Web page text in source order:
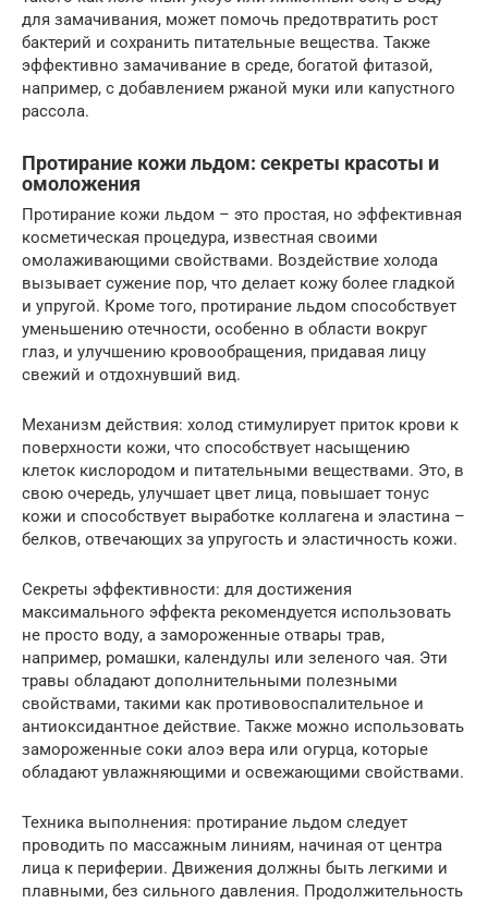
для замачивания, может помочь предотвратить рост
бактерий и сохранить питательные вещества. Также
эффективно замачивание в среде, богатой фитазой,
например, с добавлением ржаной муки или капустного
рассола.
Протирание кожи льдом: секреты красоты и
омоложения
Протирание кожи льдом – это простая, но эффективная
косметическая процедура, известная своими
омолаживающими свойствами. Воздействие холода
вызывает сужение пор, что делает кожу более гладкой
и упругой. Кроме того, протирание льдом способствует
уменьшению отечности, особенно в области вокруг
глаз, и улучшению кровообращения, придавая лицу
свежий и отдохнувший вид.
Механизм действия: холод стимулирует приток крови к
поверхности кожи, что способствует насыщению
клеток кислородом и питательными веществами. Это, в
свою очередь, улучшает цвет лица, повышает тонус
кожи и способствует выработке коллагена и эластина –
белков, отвечающих за упругость и эластичность кожи.
Секреты эффективности: для достижения
максимального эффекта рекомендуется использовать
не просто воду, а замороженные отвары трав,
например, ромашки, календулы или зеленого чая. Эти
травы обладают дополнительными полезными
свойствами, такими как противовоспалительное и
антиоксидантное действие. Также можно использовать
замороженные соки алоэ вера или огурца, которые
обладают увлажняющими и освежающими свойствами.
Техника выполнения: протирание льдом следует
проводить по массажным линиям, начиная от центра
лица к периферии. Движения должны быть легкими и
плавными, без сильного давления. Продолжительность